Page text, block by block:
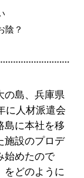
陰？
の島、兵庫県
に人材派遣会
島に本社を移
施設のプロデ
始めたので
をどのように